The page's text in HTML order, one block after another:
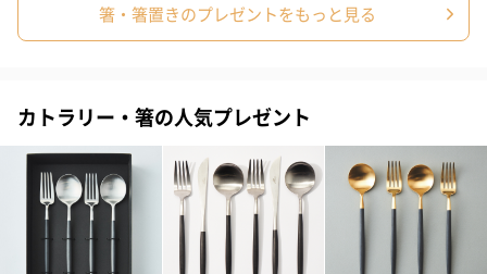
箸・箸置きのプレゼントをもっと見る
カトラリー・箸の人気プレゼント